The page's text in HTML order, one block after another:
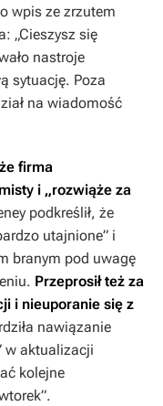
wpis ze zrzutem
„Cieszysz się
nastroje
sytuację. Poza
na wiadomość
firma
i „rozwiąże za
podkreślił, że
utajnione” i
branym pod uwagę
Przeprosił też za
i nieuporanie się z
nawiązanie
w aktualizacji
kolejne